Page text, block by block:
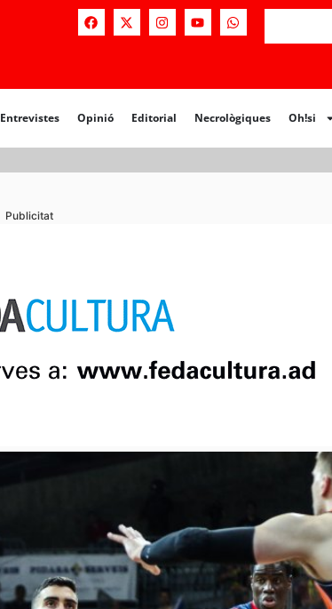
Entrevistes Opinió Editorial Necrològiques Oh!si
Opinió Editorial Necrològiques
Publicitat